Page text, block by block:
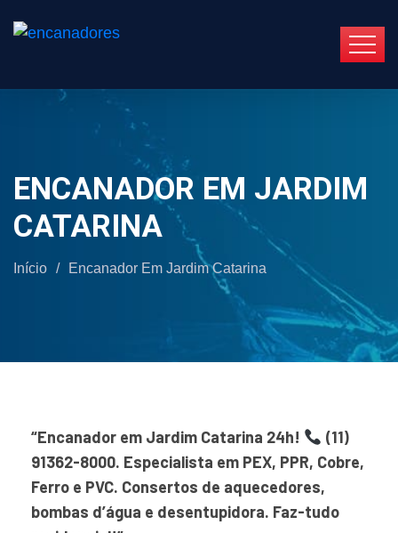
ENCANADOR EM JARDIM
CATARINA
Início / Encanador Em Jardim Catarina
“Encanador em Jardim Catarina 24h!
(11)
91362-8000. Especialista em PEX, PPR, Cobre,
Ferro e PVC. Consertos de aquecedores,
bombas d’água e desentupidora. Faz-tudo